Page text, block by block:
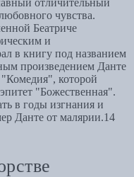
отличительный
чувства.
Беатриче
и
в книгу под названием
произведением Данте
"Комедия", которой
"Божественная".
в годы изгнания и
Данте от малярии.14